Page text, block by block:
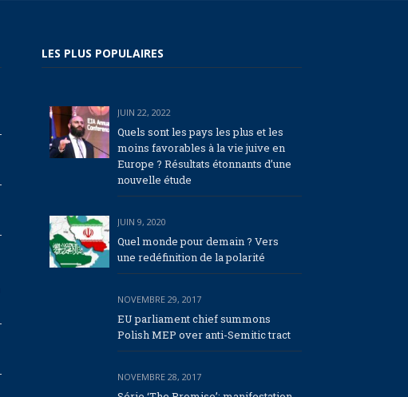
LES PLUS POPULAIRES
JUIN 22, 2022
Quels sont les pays les plus et les
moins favorables à la vie juive en
Europe ? Résultats étonnants d’une
nouvelle étude
JUIN 9, 2020
Quel monde pour demain ? Vers
une redéfinition de la polarité
NOVEMBRE 29, 2017
EU parliament chief summons
Polish MEP over anti-Semitic tract
NOVEMBRE 28, 2017